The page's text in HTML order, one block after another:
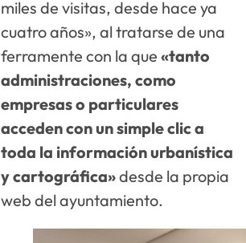
miles de visitas, desde hace ya
cuatro años», al tratarse de una
ferramente con la que«tanto
administraciones, como
empresas o particulares
acceden con un simple clic a
toda la información urbanística
y cartográfica»desde la propia
web del ayuntamiento.